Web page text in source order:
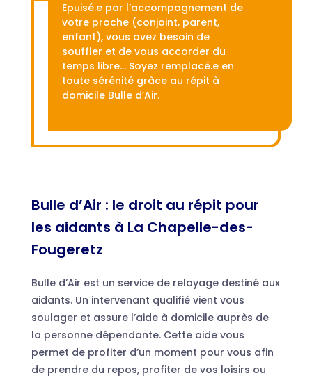
Epuisé.e par l’accompagnement de
votre proche (conjoint, parent,
enfant), vous avez besoin de
souffler et de vous accorder du
temps libre… Soyez remplacé.e en
toute sérénité grâce au répit à
domicile Bulle d’Air.
Bulle d’Air : le droit au répit pour
les aidants à La Chapelle-des-
Fougeretz
Bulle d’Air est un service de relayage destiné aux
aidants. Un intervenant qualifié vient vous
soulager et assure l’aide à domicile auprès de
la personne dépendante. Cette aide vous
permet de profiter d’un moment pour vous afin
de prendre du repos, profiter de vos loisirs ou